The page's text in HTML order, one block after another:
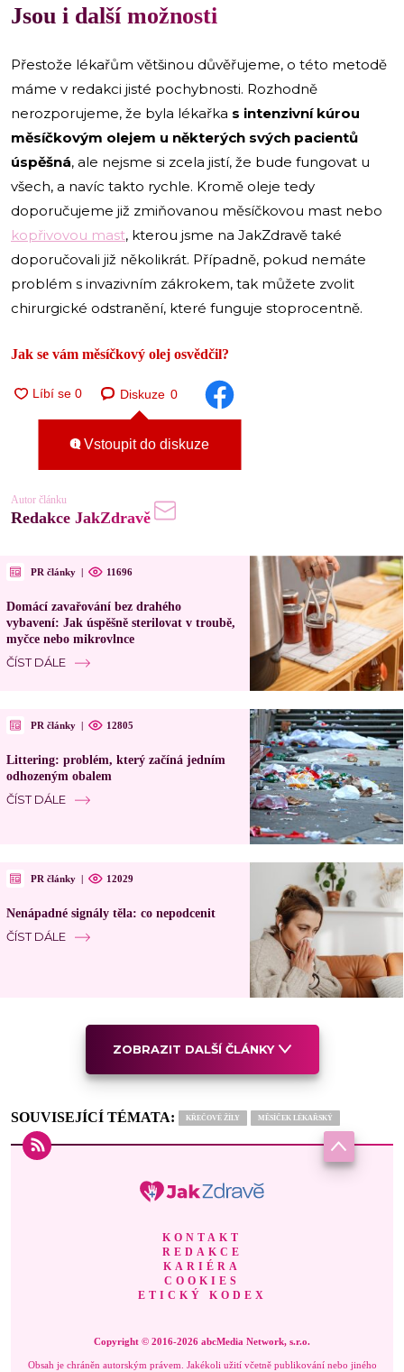
Jsou i další možnosti
Přestože lékařům většinou důvěřujeme, o této metodě
máme v redakci jisté pochybnosti. Rozhodně
nerozporujeme, že byla lékařka s intenzivní kúrou
měsíčkovým olejem u některých svých pacientů
úspěšná, ale nejsme si zcela jistí, že bude fungovat u
všech, a navíc takto rychle. Kromě oleje tedy
doporučujeme již zmiňovanou měsíčkovou mast nebo
kopřivovou mast, kterou jsme na JakZdravě také
doporučovali již několikrát. Případně, pokud nemáte
problém s invazivním zákrokem, tak můžete zvolit
chirurgické odstranění, které funguje stoprocentně.
Jak se vám měsíčkový olej osvědčil?
Diskuze 0
Vstoupit do diskuze
Autor článku
Redakce JakZdravě
PR články | 11696
Domácí zavařování bez drahého
vybavení: Jak úspěšně sterilovat v troubě,
myčce nebo mikrovlnce
ČÍST DÁLE
PR články | 12805
Littering: problém, který začíná jedním
odhozeným obalem
ČÍST DÁLE
PR články | 12029
Nenápadné signály těla: co nepodcenit
ČÍST DÁLE
ZOBRAZIT DALŠÍ ČLÁNKY
SOUVISEJÍCÍ TÉMATA: KŘEČOVÉ ŽÍLY MĚSÍČEK LÉKAŘSKÝ
KONTAKT
REDAKCE
KARIÉRA
COOKIES
ETICKÝ KODEX
Copyright © 2016-2026 abcMedia Network, s.r.o.
Obsah je chráněn autorským právem. Jakékoli užití včetně publikování nebo jiného